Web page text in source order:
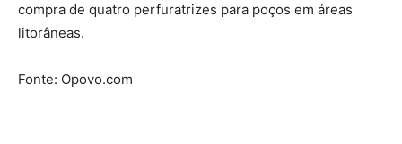
compra de quatro perfuratrizes para poços em áreas
litorâneas.
Fonte: Opovo.com